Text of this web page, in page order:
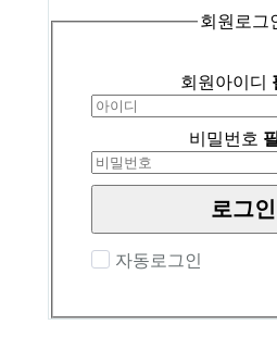
회원로그
회원아이디
비밀번호
로그인
자동로그인